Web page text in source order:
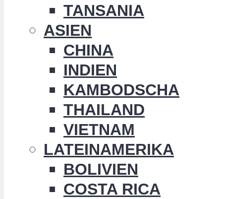
TANSANIA
ASIEN
CHINA
INDIEN
KAMBODSCHA
THAILAND
VIETNAM
LATEINAMERIKA
BOLIVIEN
COSTA RICA